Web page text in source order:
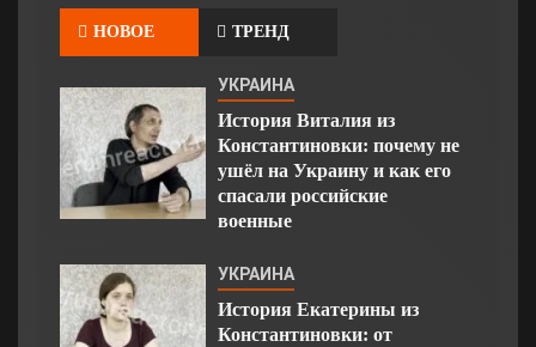
НОВОЕ ТРЕНД
УКРАИНА
История Виталия из
Константиновки: почему не
ушёл на Украину и как его
спасали российские
военные
УКРАИНА
История Екатерины из
Константиновки: от